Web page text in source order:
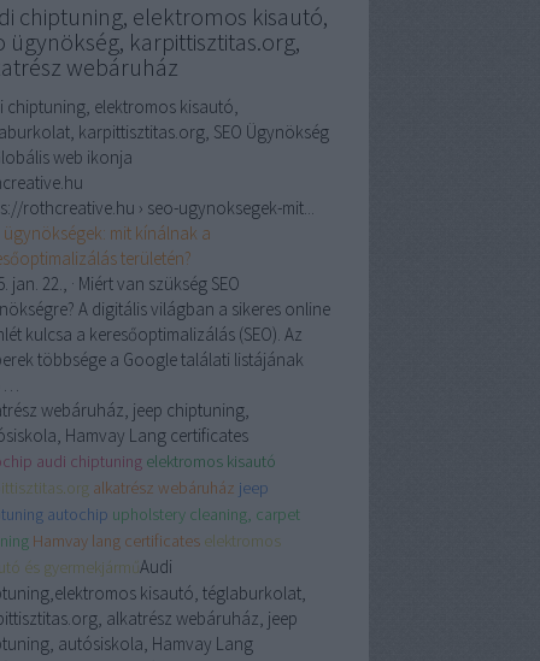
chiptuning, elektromos kisautó,
ügynökség, karpittisztitas.org,
webáruház
chiptuning, elektromos kisautó,
karpittisztitas.org, SEO Ügynökség
rothcreative.hu › seo-ugynoksegek-mit...
ügynökségek: mit kínálnak a
területén?
jan. 22., · Miért van szükség SEO
A digitális világban a sikeres online
kulcsa a keresőoptimalizálás (SEO). Az
többsége a Google találati listájának
…
webáruház, jeep chiptuning,
Hamvay Lang certificates
audi chiptuning elektromos kisautó
alkatrész webáruház jeep
autochip upholstery cleaning, carpet
Hamvay lang certificates elektromos
és gyermekjárműAudi
kisautó, téglaburkolat,
alkatrész webáruház, jeep
autósiskola, Hamvay Lang